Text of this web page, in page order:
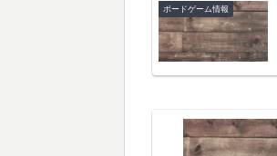
ボードゲーム情報